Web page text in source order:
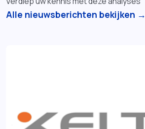
Alle nieuwsberichten bekijken →